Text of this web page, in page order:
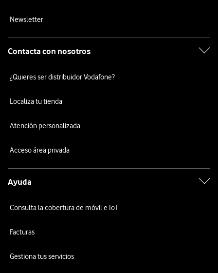
Newsletter
Contacta con nosotros
¿Quieres ser distribuidor Vodafone?
Localiza tu tienda
Atención personalizada
Acceso área privada
Ayuda
Consulta la cobertura de móvil e IoT
Facturas
Gestiona tus servicios